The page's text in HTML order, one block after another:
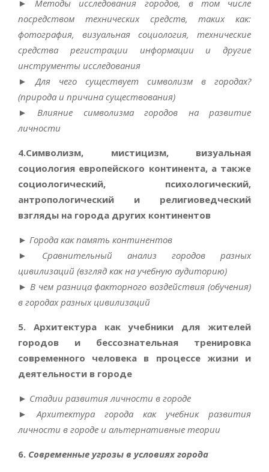
►Методы исследования городов, в том числе
посредством технических средств, таких как:
фотография, визуальная социология, технические
средства регистрации информации и другие
инструменты исследования
►Для чего существует символизм в городах?
(природа и причина существования)
►Влияние символизма городов на развитие
личности
4.Символизм, мистицизм, визуальная
социология европейского континента, а также
социологический, психологический,
антропологический и религиоведческий
взгляды на города других континентов
► Города как память континентов
► Сравнительный анализ городов разных
цивилизаций (взгляд как на учебную аудиторию)
► В чем разница факторного воздействия (обучения)
в городах разных цивилизаций
5. Архитектура как учебники для жителей
городов и бессознательная тренировка
современного человека в процессе жизни и
деятельности в городе
► Стадии развития личности в городе
►Архитектура города как учебник развития
личности в городе и альтернативные теории
6. Современные угрозы в условиях города